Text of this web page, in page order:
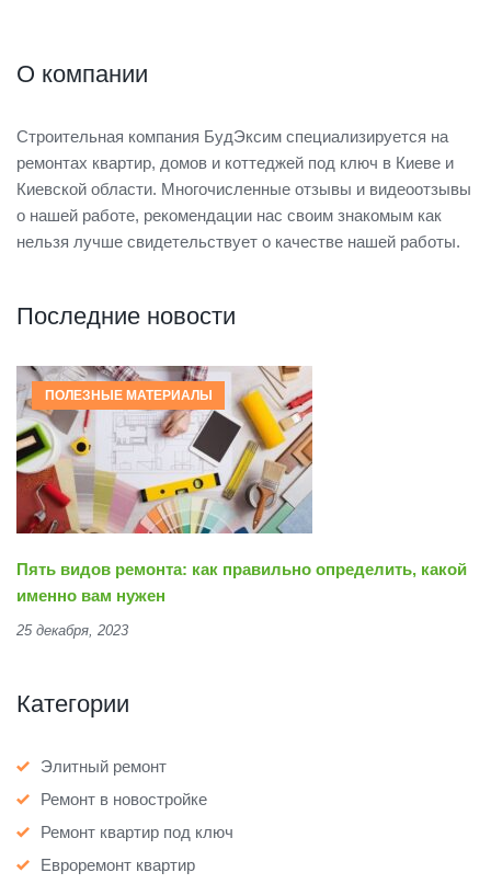
О компании
Строительная компания БудЭксим специализируется на
ремонтах квартир, домов и коттеджей под ключ в Киеве и
Киевской области. Многочисленные отзывы и видеоотзывы
о нашей работе, рекомендации нас своим знакомым как
нельзя лучше свидетельствует о качестве нашей работы.
Последние новости
ПОЛЕЗНЫЕ МАТЕРИАЛЫ
Пять видов ремонта: как правильно определить, какой
именно вам нужен
25 декабря, 2023
Категории
Элитный ремонт
Ремонт в новостройке
Ремонт квартир под ключ
Евроремонт квартир